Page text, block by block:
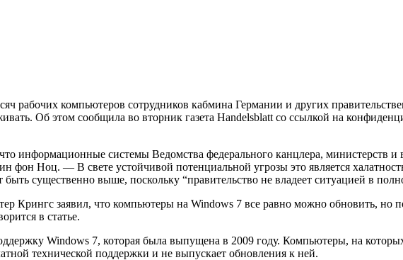
рабочих компьютеров сотрудников кабмина Германии и других
Об этом сообщила во вторник газета Handelsblatt со ссылкой на
что информационные системы Ведомства федерального канцлера, министерств
фон Ноц. — В свете устойчивой потенциальной угрозы это является
существенно выше, поскольку “правительство не владеет ситуацией в
Крингс заявил, что компьютеры на Windows 7 все равно можно обновить, но
в статье.
Windows 7, которая была выпущена в 2009 году. Компьютеры, на
технической поддержки и не выпускает обновления к ней.